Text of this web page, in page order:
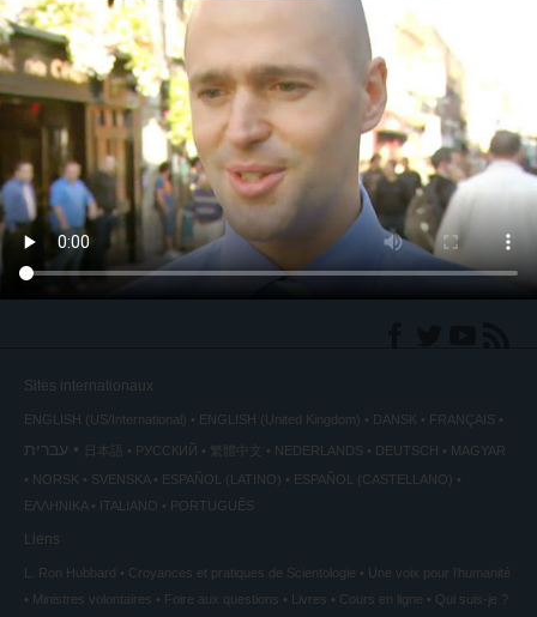
Amérique du Sud
Amérique du Nord
Sites internationaux
ENGLISH (US/International) ENGLISH (United Kingdom) DANSK FRANÇAIS
עברית 日本語 РУССКИЙ 繁體中文 NEDERLANDS DEUTSCH
MAGYAR
NORSK
SVENSKA ESPAÑOL (LATINO)
ESPAÑOL (CASTELLANO)
ΕΛΛΗΝΙΚA
ITALIANO PORTUGUÊS
Liens
L. Ron Hubbard Croyances et pratiques de Scientologie
Une voix pour l’humanité
Ministres volontaires
Foire aux questions Livres Cours en ligne
Qui suis-je ?